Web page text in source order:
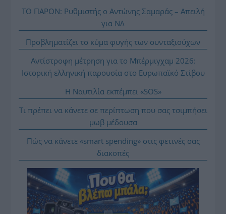
ΤΟ ΠΑΡΟΝ: Ρυθμιστής ο Αντώνης Σαμαράς – Απειλή
για ΝΔ
Προβληματίζει το κύμα φυγής των συνταξιούχων
Αντίστροφη μέτρηση για το Μπέρμιγχαμ 2026:
Ιστορική ελληνική παρουσία στο Ευρωπαϊκό Στίβου
Η Ναυτιλία εκπέμπει «SOS»
Τι πρέπει να κάνετε σε περίπτωση που σας τσιμπήσει
μωβ μέδουσα
Πώς να κάνετε «smart spending» στις φετινές σας
διακοπές